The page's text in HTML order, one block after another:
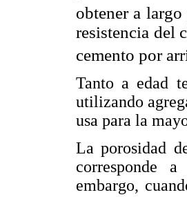
obtener a
resistencia del
cemento por
Tanto a edad
utilizando
usa para la
La porosidad
corresponde
embargo,